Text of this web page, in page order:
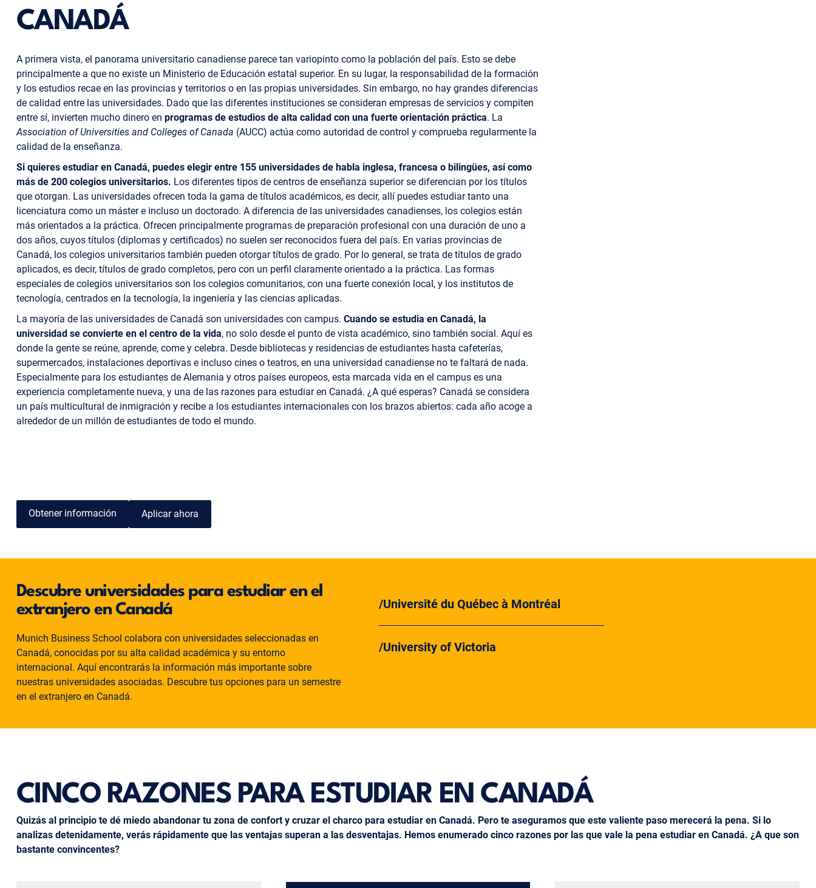
CANADÁ
A primera vista, el panorama universitario canadiense parece tan variopinto como la población del país. Esto se debe
principalmente a que no existe un Ministerio de Educación estatal superior. En su lugar, la responsabilidad de la formación
y los estudios recae en las provincias y territorios o en las propias universidades. Sin embargo, no hay grandes diferencias
de calidad entre las universidades. Dado que las diferentes instituciones se consideran empresas de servicios y compiten
entre sí, invierten mucho dinero en programas de estudios de alta calidad con una fuerte orientación práctica. La
Association of Universities and Colleges of Canada (AUCC) actúa como autoridad de control y comprueba regularmente la
calidad de la enseñanza.
Si quieres estudiar en Canadá, puedes elegir entre 155 universidades de habla inglesa, francesa o bilingües, así como
más de 200 colegios universitarios. Los diferentes tipos de centros de enseñanza superior se diferencian por los títulos
que otorgan. Las universidades ofrecen toda la gama de títulos académicos, es decir, allí puedes estudiar tanto una
licenciatura como un máster e incluso un doctorado. A diferencia de las universidades canadienses, los colegios están
más orientados a la práctica. Ofrecen principalmente programas de preparación profesional con una duración de uno a
dos años, cuyos títulos (diplomas y certificados) no suelen ser reconocidos fuera del país. En varias provincias de
Canadá, los colegios universitarios también pueden otorgar títulos de grado. Por lo general, se trata de títulos de grado
aplicados, es decir, títulos de grado completos, pero con un perfil claramente orientado a la práctica. Las formas
especiales de colegios universitarios son los colegios comunitarios, con una fuerte conexión local, y los institutos de
tecnología, centrados en la tecnología, la ingeniería y las ciencias aplicadas.
La mayoría de las universidades de Canadá son universidades con campus. Cuando se estudia en Canadá, la
universidad se convierte en el centro de la vida, no solo desde el punto de vista académico, sino también social. Aquí es
donde la gente se reúne, aprende, come y celebra. Desde bibliotecas y residencias de estudiantes hasta cafeterías,
supermercados, instalaciones deportivas e incluso cines o teatros, en una universidad canadiense no te faltará de nada.
Especialmente para los estudiantes de Alemania y otros países europeos, esta marcada vida en el campus es una
experiencia completamente nueva, y una de las razones para estudiar en Canadá. ¿A qué esperas? Canadá se considera
un país multicultural de inmigración y recibe a los estudiantes internacionales con los brazos abiertos: cada año acoge a
alrededor de un millón de estudiantes de todo el mundo.
Obtener información Aplicar ahora
Descubre universidades para estudiar en el
extranjero en Canadá
Munich Business School colabora con universidades seleccionadas en
Canadá, conocidas por su alta calidad académica y su entorno
internacional. Aquí encontrarás la información más importante sobre
nuestras universidades asociadas. Descubre tus opciones para un semestre
en el extranjero en Canadá.
Université du Québec à Montréal
University of Victoria
CINCO RAZONES PARA ESTUDIAR EN CANADÁ
Quizás al principio te dé miedo abandonar tu zona de confort y cruzar el charco para estudiar en Canadá. Pero te aseguramos que este valiente paso merecerá la pena. Si lo
analizas detenidamente, verás rápidamente que las ventajas superan a las desventajas. Hemos enumerado cinco razones por las que vale la pena estudiar en Canadá. ¿A que son
bastante convincentes?